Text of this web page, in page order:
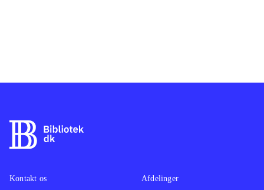
Kontakt os
Afdelinger